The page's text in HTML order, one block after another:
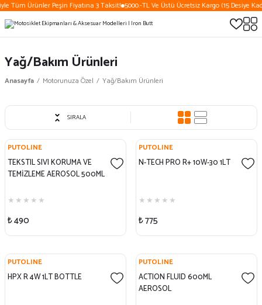
Tüm Ürünler Peşin Fiyatına 3 Taksit! 5000.-TL Ve Üstü Ücretsiz Kargo (15 Desiye
Yağ/Bakım Ürünleri
Anasayfa Motorunuza Özel Yağ/Bakım Ürünleri
SIRALA
PUTOLINE
TEKSTIL SIVI KORUMA VE
TEMİZLEME AEROSOL 500ML
₺ 490
PUTOLINE
N-TECH PRO R+ 10W-30 1LT
₺ 775
PUTOLINE
HPX R 4W 1LT BOTTLE
PUTOLINE
ACTION FLUID 600ML
AEROSOL